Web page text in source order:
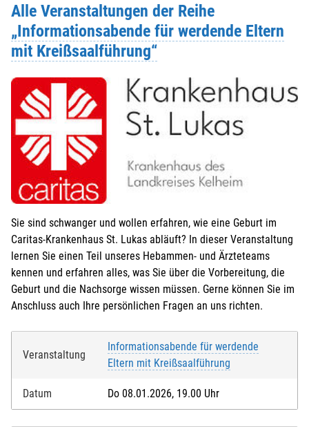
Alle Veranstaltungen der Reihe
„Informationsabende für werdende Eltern
mit Kreißsaalführung“
Sie sind schwanger und wollen erfahren, wie eine Geburt im
Caritas-Krankenhaus St. Lukas abläuft? In dieser Veranstaltung
lernen Sie einen Teil unseres Hebammen- und Ärzteteams
kennen und erfahren alles, was Sie über die Vorbereitung, die
Geburt und die Nachsorge wissen müssen. Gerne können Sie im
Anschluss auch Ihre persönlichen Fragen an uns richten.
Veranstaltung
Informationsabende für werdende
Eltern mit Kreißsaalführung
Datum Do 08.01.2026, 19.00 Uhr